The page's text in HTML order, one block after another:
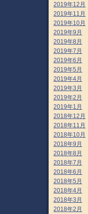
2019年12月
2019年11月
2019年10月
2019年9月
2019年8月
2019年7月
2019年6月
2019年5月
2019年4月
2019年3月
2019年2月
2019年1月
2018年12月
2018年11月
2018年10月
2018年9月
2018年8月
2018年7月
2018年6月
2018年5月
2018年4月
2018年3月
2018年2月